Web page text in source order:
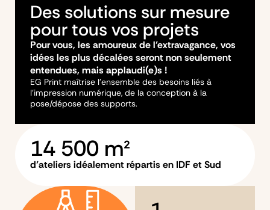
Des solutions sur mesure
pour tous vos projets
Pour vous, les amoureux de l’extravagance, vos
idées les plus décalées seront non seulement
entendues, mais applaudi(e)s !
EG Print maîtrise l’ensemble des besoins liés à
l’impression numérique, de la conception à la
pose/dépose des supports.
d’ateliers idéalement répartis en IDF et Sud
14 500 m²